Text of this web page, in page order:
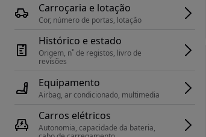
Carroçaria e lotação
Cor, número de portas, lotação
Histórico e estado
Origem, n˚ de registos, livro de
revisões
Equipamento
Airbag, ar condicionado, multimedia
Carros elétricos
Autonomia, capacidade da bateria,